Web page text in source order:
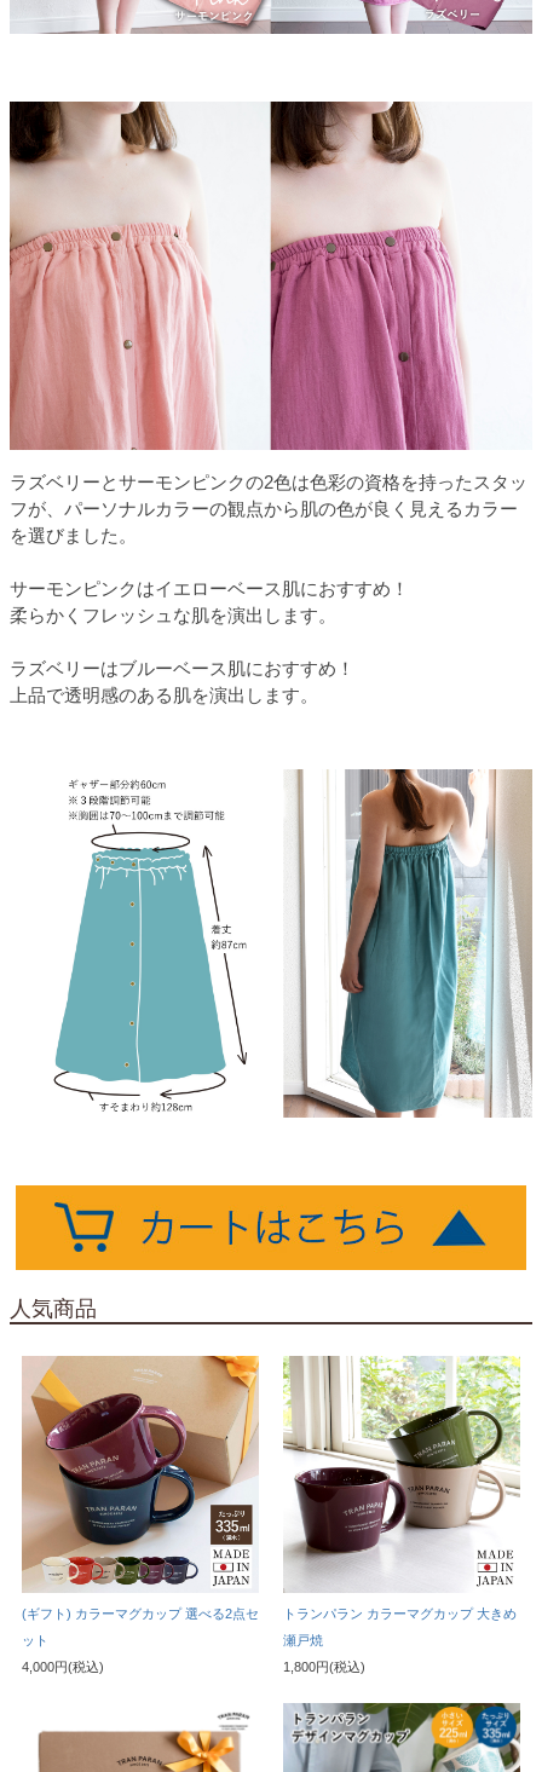
ラズベリーとサーモンピンクの2色は色彩の資格を持ったスタッ
フが、パーソナルカラーの観点から肌の色が良く見えるカラー
を選びました。
サーモンピンクはイエローベース肌におすすめ！
柔らかくフレッシュな肌を演出します。
ラズベリーはブルーベース肌におすすめ！
上品で透明感のある肌を演出します。
人気商品
(ギフト) カラーマグカップ 選べる2点セ
ット
4,000円(税込)
トランパラン カラーマグカップ 大きめ
瀬戸焼
1,800円(税込)